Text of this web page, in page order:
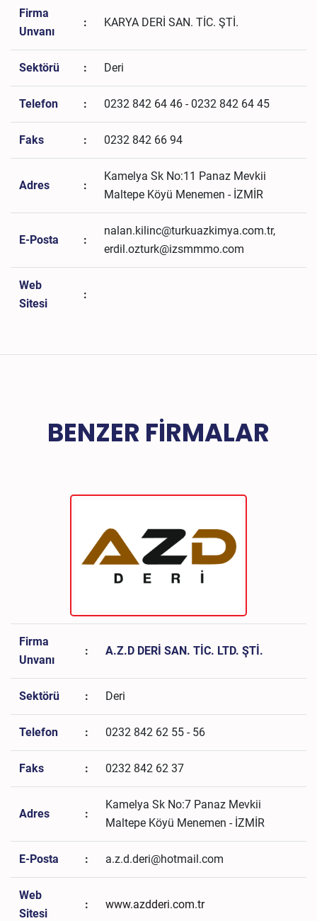
Firma
Unvanı
: KARYA DERİ SAN. TİC. ŞTİ.
Sektörü : Deri
Telefon : 0232 842 64 46 - 0232 842 64 45
Faks : 0232 842 66 94
Adres :
Kamelya Sk No:11 Panaz Mevkii
Maltepe Köyü Menemen - İZMİR
E-Posta :
nalan.kilinc@turkuazkimya.com.tr,
erdil.ozturk@izsmmmo.com
Web
Sitesi
:
BENZER FIRMALAR
Firma
Unvanı
: A.Z.D DERİ SAN. TİC. LTD. ŞTİ.
Sektörü : Deri
Telefon : 0232 842 62 55 - 56
Faks : 0232 842 62 37
Adres :
Kamelya Sk No:7 Panaz Mevkii
Maltepe Köyü Menemen - İZMİR
E-Posta : a.z.d.deri@hotmail.com
Web
Sitesi
: www.azdderi.com.tr